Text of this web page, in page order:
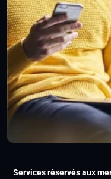
Services réservés aux